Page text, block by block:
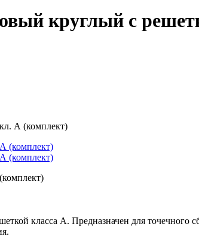
круглый с
А (комплект)
класса А. Предназначен для точечного